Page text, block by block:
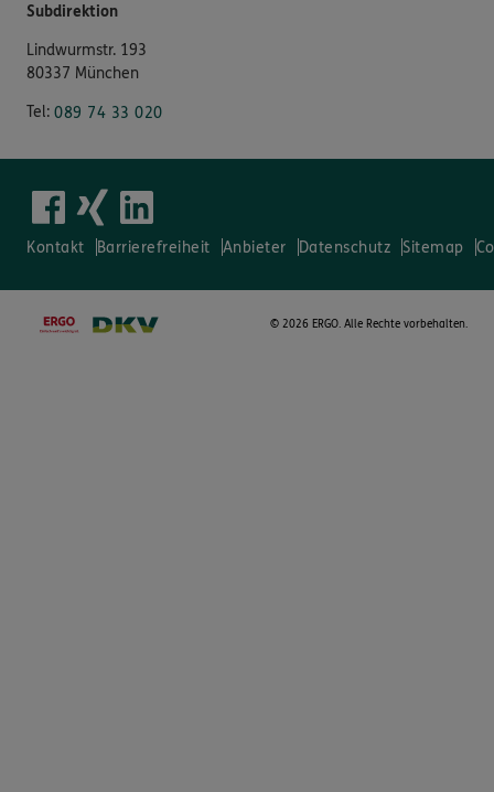
Subdirektion
Lindwurmstr. 193
80337 München
Tel: 089 74 33 020
Kontakt Barrierefreiheit Anbieter Datenschutz Sitemap
© 2026 ERGO. Alle Rechte vorbehalten.